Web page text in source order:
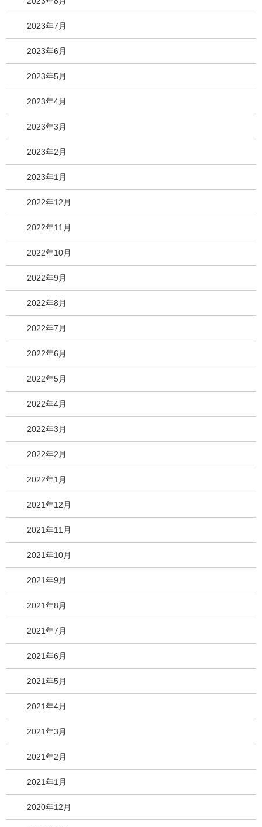
2023年7月
2023年6月
2023年5月
2023年4月
2023年3月
2023年2月
2023年1月
2022年12月
2022年11月
2022年10月
2022年9月
2022年8月
2022年7月
2022年6月
2022年5月
2022年4月
2022年3月
2022年2月
2022年1月
2021年12月
2021年11月
2021年10月
2021年9月
2021年8月
2021年7月
2021年6月
2021年5月
2021年4月
2021年3月
2021年2月
2021年1月
2020年12月